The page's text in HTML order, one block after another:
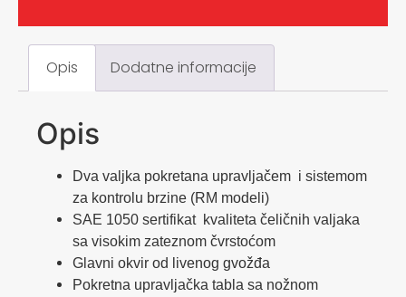
Opis Dodatne informacije
Opis
Dva valjka pokretana upravljačem i sistemom
za kontrolu brzine (RM modeli)
SAE 1050 sertifikat kvaliteta čeličnih valjaka
sa visokim zateznom čvrstoćom
Glavni okvir od livenog gvožđa
Pokretna upravljačka tabla sa nožnom